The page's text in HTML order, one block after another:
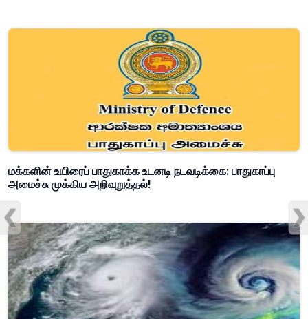
மக்களின் உயிரைப் பாதுகாக்க உடனடி நடவடிக்கை: பாதுகாப்பு
அமைச்சு முக்கிய அறிவுறுத்தல்!